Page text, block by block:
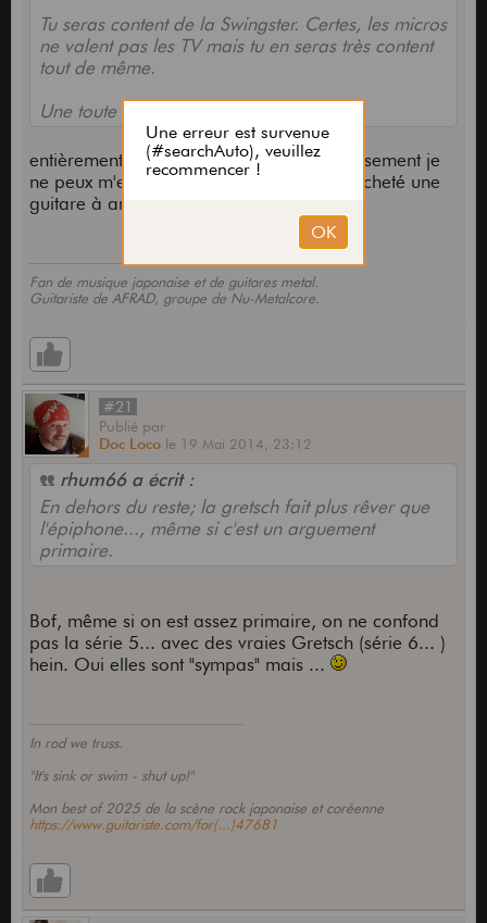
Tu seras content de la Swingster. Certes, les micros
ne valent pas les TV mais tu en seras très content
tout de même.
Une toute bonne guitare cette Swingster.
entièrement d'accord avec toi, malheureusement je
ne peux m'en offrir une, je me suis déjà acheté une
guitare à améliorer récemment
Fan de musique japonaise et de guitares metal.
Guitariste de AFRAD, groupe de Nu-Metalcore.
#21
Publié par
Doc Loco le 19 Mai 2014, 23:12
rhum66 a écrit :
En dehors du reste; la gretsch fait plus rêver que
l'épiphone..., même si c'est un arguement
primaire.
Bof, même si on est assez primaire, on ne confond
pas la série 5... avec des vraies Gretsch (série 6... )
hein. Oui elles sont "sympas" mais ...
In rod we truss.
"It's sink or swim - shut up!"
Mon best of 2025 de la scène rock japonaise et coréenne
https://www.guitariste.com/for(...)47681